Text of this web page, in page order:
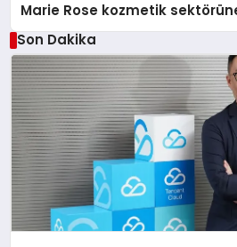
Marie Rose kozmetik
Son Dakika